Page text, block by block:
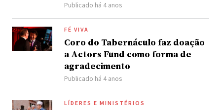
Publicado há 4 anos
FÉ VIVA
Coro do Tabernáculo faz doação
a Actors Fund como forma de
agradecimento
Publicado há 4 anos
LÍDERES E MINISTÉRIOS